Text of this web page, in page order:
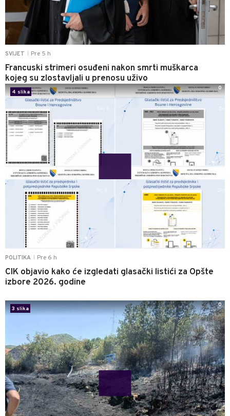
SVIJET Pre 5 h
Francuski strimeri osuđeni nakon smrti muškarca
kojeg su zlostavljali u prenosu uživo
POLITIKA Pre 6 h
CIK objavio kako će izgledati glasački listići za Opšte
izbore 2026. godine
4 slika
0
3 slika
0